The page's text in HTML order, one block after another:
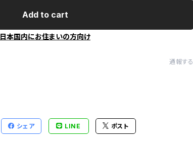
Add to cart
日本国内にお住まいの方向け
通報する
シェア LINE ポスト